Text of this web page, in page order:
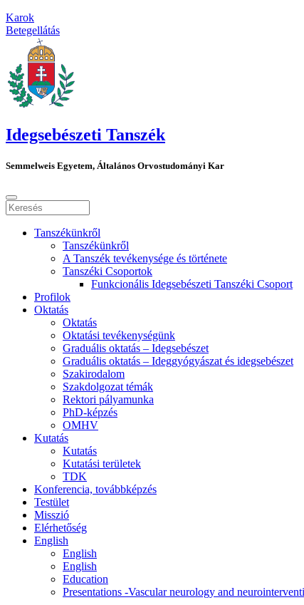
Karok
Betegellátás
Idegsebészeti Tanszék
Semmelweis Egyetem, Általános Orvostudományi Kar
Tanszékünkről
Tanszékünkről
A Tanszék tevékenysége és története
Tanszéki Csoportok
Funkcionális Idegsebészeti Tanszéki Csoport
Profilok
Oktatás
Oktatás
Oktatási tevékenységünk
Graduális oktatás – Idegsebészet
Graduális oktatás – Ideggyógyászat és idegsebészet
Szakirodalom
Szakdolgozat témák
Rektori pályamunka
PhD-képzés
OMHV
Kutatás
Kutatás
Kutatási területek
TDK
Konferencia, továbbképzés
Testület
Misszió
Elérhetőség
English
English
English
Education
Presentations -Vascular neurology and